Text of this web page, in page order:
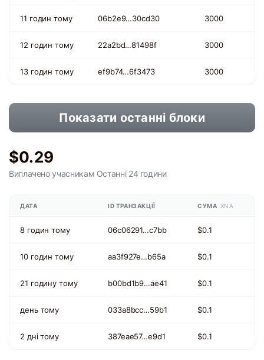
11 годин тому 06b2e9…30cd30 3000
12 годин тому 22a2bd…81498f 3000
13 годин тому ef9b74…6f3473 3000
Показати останні блоки
$0.29
Виплачено учасникам Останні 24 години
ДАТА ID ТРАНЗАКЦІЇ СУМА XNA
8 годин тому 06c06291…c7bb $0.1
10 годин тому aa3f927e…b65a $0.1
21 годину тому b00bd1b9…ae41 $0.1
день тому 033a8bcc…59b1 $0.1
2 дні тому 387eae57…e9d1 $0.1